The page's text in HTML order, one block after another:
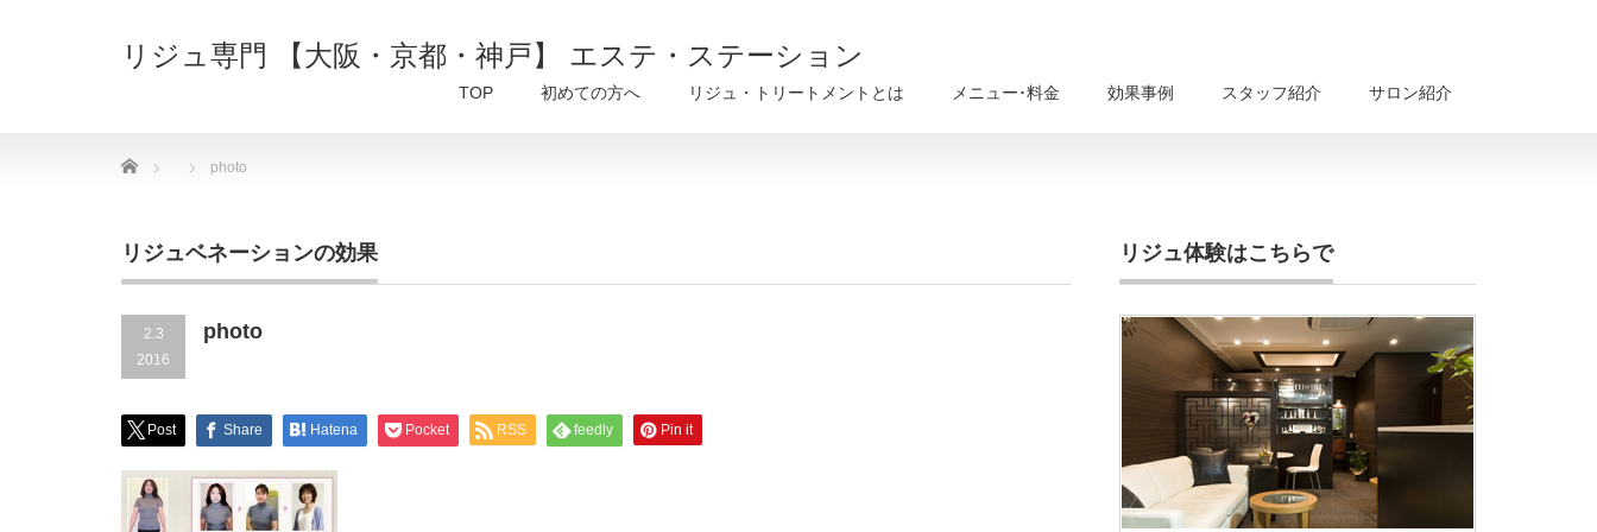
リジュ専門 【大阪・京都・神戸】 エステ・ステーション
TOP 初めての方へ リジュ・トリートメントとは メニュー･料金 効果事例 スタッフ紹介 サロン紹介
Home photo
リジュベネーションの効果
2.3
2016
photo
Post Share Hatena Pocket RSS feedly Pin it
リジュ体験はこちらで